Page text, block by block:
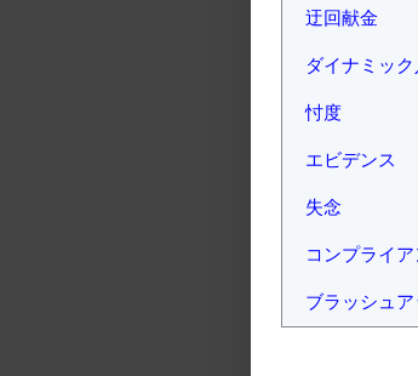
迂回献金
ダイナミッ
忖度
エビデンス
失念
コンプライア
ブラッシュ